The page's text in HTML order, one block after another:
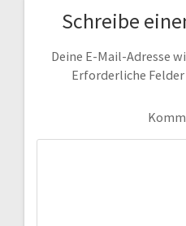
Schreibe
Deine E-Mail-Adresse
Erforderliche